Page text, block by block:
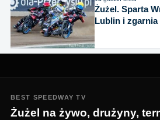
Żużel. Sparta
Lublin i
BEST SPEEDWAY TV
Żużel na żywo, drużyny,